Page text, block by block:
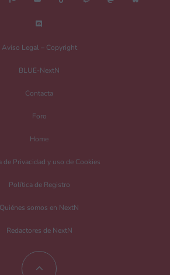
electrónico y web en este navegador para la
con cada nueva entrada.
Aviso Legal – Copyright
BLUE-NextN
Contacta
Foro
Home
de Privacidad y uso de Cookies
Política de Registro
Quiénes somos en NextN
Redactores de NextN